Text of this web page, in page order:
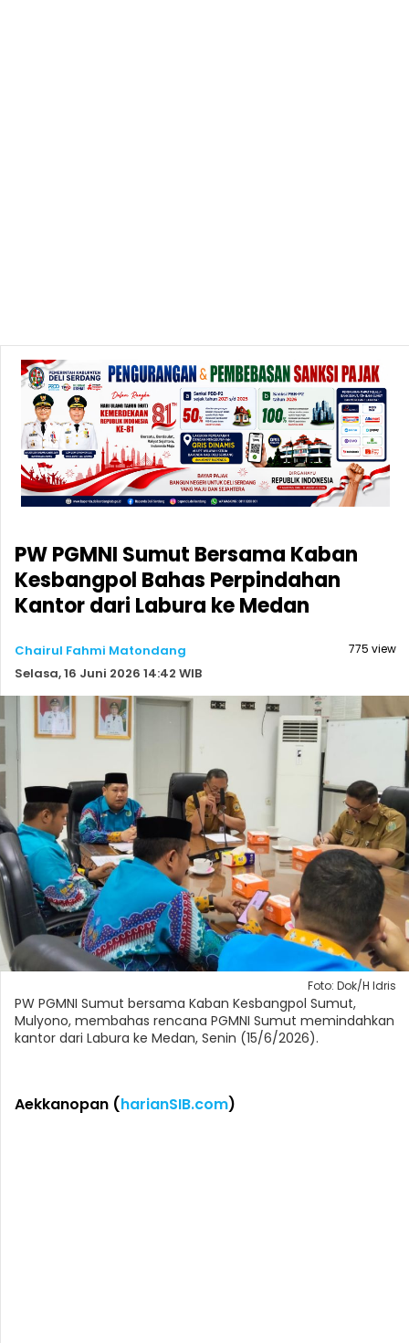
PW PGMNI Sumut Bersama Kaban
Kesbangpol Bahas Perpindahan
Kantor dari Labura ke Medan
Chairul Fahmi Matondang
Selasa, 16 Juni 2026 14:42 WIB
775 view
Foto: Dok/H Idris
PW PGMNI Sumut bersama Kaban Kesbangpol Sumut,
Mulyono, membahas rencana PGMNI Sumut memindahkan
kantor dari Labura ke Medan, Senin (15/6/2026).
Aekkanopan (harianSIB.com)